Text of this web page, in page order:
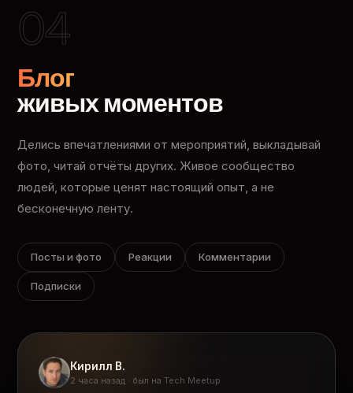
04
Блог
живых моментов
Делись впечатлениями от мероприятий, выкладывай
фото, читай отчёты других. Живое сообщество
людей, которые ценят настоящий опыт, а не
бесконечную ленту.
Посты и фото Реакции Комментарии
Подписки
Кирилл В.
2 часа назад · был на Tech Meetup